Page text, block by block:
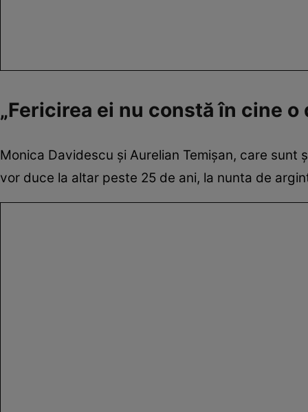
„Fericirea ei nu constă în cine o
Monica Davidescu și Aurelian Temișan, care
vor duce la altar peste 25 de ani, la nunta de